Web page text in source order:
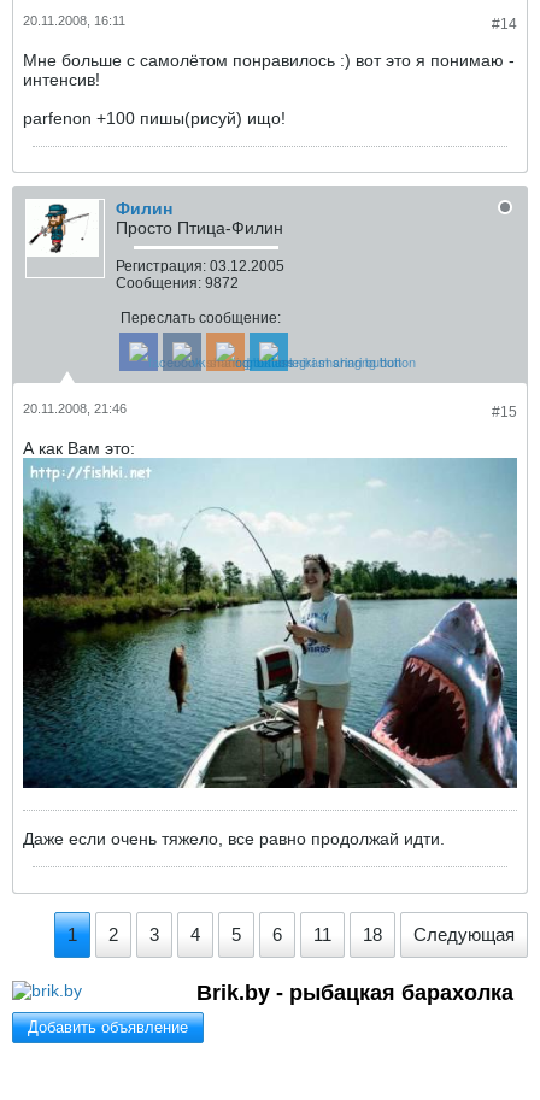
#14
20.11.2008, 16:11
Мне больше с самолётом понравилось :) вот это я понимаю -
интенсив!
parfenon +100 пишы(рисуй) ищо!
Филин
Просто Птица-Филин
Регистрация: 03.12.2005
Сообщения: 9872
Переслать сообщение:
#15
20.11.2008, 21:46
А как Вам это:
Даже если очень тяжело, все равно продолжай идти.
1 2 3 4 5 6 11 18 Следующая
Brik.by - рыбацкая барахолка
Добавить объявление